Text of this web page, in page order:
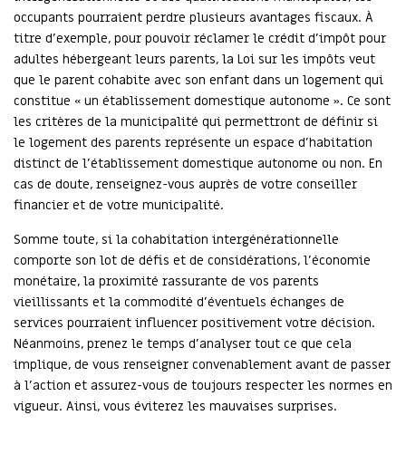
occupants pourraient perdre plusieurs avantages fiscaux. À
titre d’exemple, pour pouvoir réclamer le crédit d’impôt pour
adultes hébergeant leurs parents, la Loi sur les impôts veut
que le parent cohabite avec son enfant dans un logement qui
constitue « un établissement domestique autonome ». Ce sont
les critères de la municipalité qui permettront de définir si
le logement des parents représente un espace d’habitation
distinct de l’établissement domestique autonome ou non. En
cas de doute, renseignez-vous auprès de votre conseiller
financier et de votre municipalité.
Somme toute, si la cohabitation intergénérationnelle
comporte son lot de défis et de considérations, l’économie
monétaire, la proximité rassurante de vos parents
vieillissants et la commodité d’éventuels échanges de
services pourraient influencer positivement votre décision.
Néanmoins, prenez le temps d’analyser tout ce que cela
implique, de vous renseigner convenablement avant de passer
à l’action et assurez-vous de toujours respecter les normes en
vigueur. Ainsi, vous éviterez les mauvaises surprises.